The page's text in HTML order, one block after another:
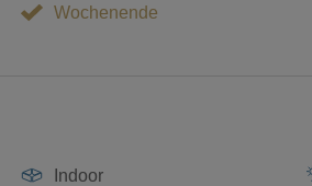
Wochenende
Indoor